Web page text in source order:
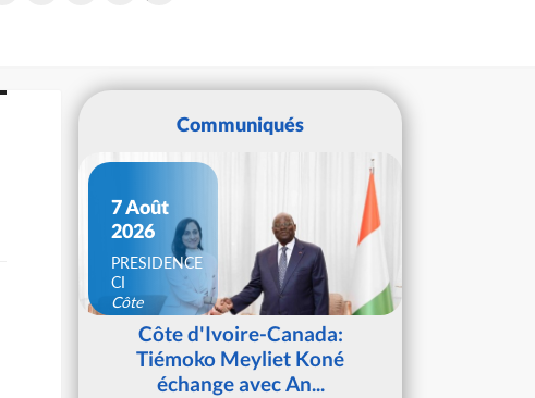
Communiqués
7 Août
2026
PRESIDENCE
CI
Côte
d'IvoireCôte d'Ivoire-Canada:
Tiémoko Meyliet Koné
échange avec An...